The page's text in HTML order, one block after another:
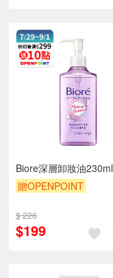
Biore深層卸妝油230ml
贈OPENPOINT
贈$200
$ 226
$199